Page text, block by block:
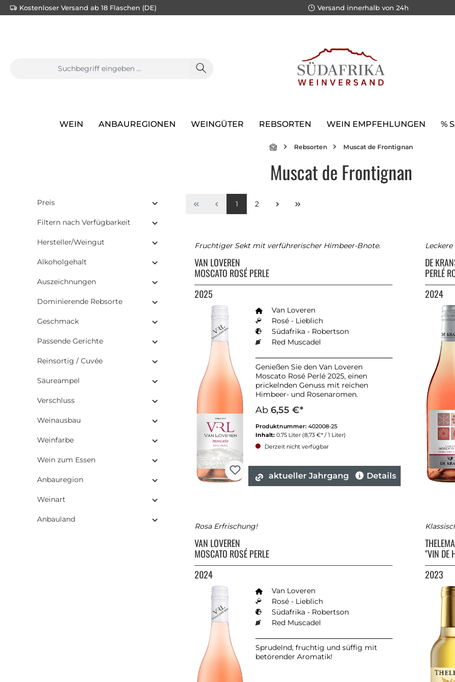
springen Zur Hauptnavigation springen
Kostenloser Versand ab 18 Flaschen (DE) Versand innerhalb von 24h
WEIN ANBAUREGIONEN WEINGÜTER REBSORTEN WEIN EMPFEHLUNGEN %
Rebsorten Muscat de Frontignan
Muscat de Frontignan
Preis
Filtern nach Verfügbarkeit
Hersteller/Weingut
Alkoholgehalt
Auszeichnungen
Dominierende Rebsorte
Geschmack
Passende Gerichte
Reinsortig / Cuvée
Säureampel
Verschluss
Weinausbau
Weinfarbe
Wein zum Essen
Anbauregion
Weinart
Anbauland
1 2
Fruchtiger Sekt mit verführerischer Himbeer-Bnote.
VAN LOVEREN
MOSCATO ROSÉ PERLE
2025
Van Loveren
Rosé - Lieblich
Südafrika - Robertson
Red Muscadel
Genießen Sie den Van Loveren
Moscato Rosé Perlé 2025, einen
prickelnden Genuss mit reichen
Himbeer- und Rosenaromen.
Ab 6,55 €*
Produktnummer: 402008-25
Inhalt: 0.75 Liter (8,73 €* / 1 Liter)
Derzeit nicht verfügbar
aktueller Jahrgang Details
DE
PERLÉ
2024
Rosa Erfrischung!
VAN LOVEREN
MOSCATO ROSÉ PERLE
2024
Van Loveren
Rosé - Lieblich
Südafrika - Robertson
Red Muscadel
Sprudelnd, fruchtig und süffig mit
betörender Aromatik!
"VIN DE
2023